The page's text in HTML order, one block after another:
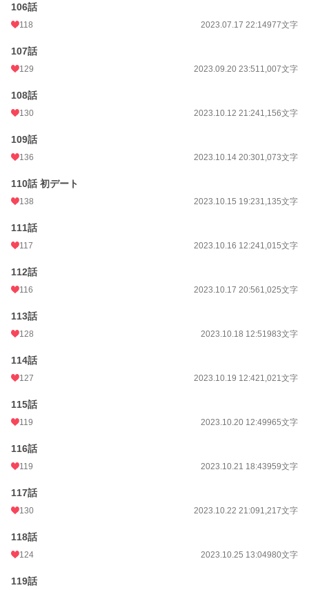
106話
118 2023.07.17 22:14977文字
107話
129 2023.09.20 23:511,007文字
108話
130 2023.10.12 21:241,156文字
109話
136 2023.10.14 20:301,073文字
110話 初デート
138 2023.10.15 19:231,135文字
111話
117 2023.10.16 12:241,015文字
112話
116 2023.10.17 20:561,025文字
113話
128 2023.10.18 12:51983文字
114話
127 2023.10.19 12:421,021文字
115話
119 2023.10.20 12:49965文字
116話
119 2023.10.21 18:43959文字
117話
130 2023.10.22 21:091,217文字
118話
124 2023.10.25 13:04980文字
119話